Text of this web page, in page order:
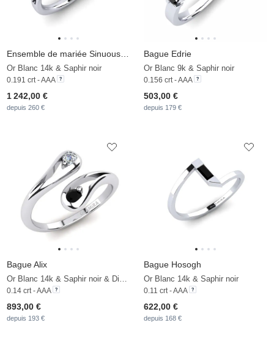
Or Blanc 14k & Saphir noir
0.191 crt - AAA
1 242,00 €
depuis 260 €
Bague Edrie
Or Blanc 9k & Saphir noir
0.156 crt - AAA
503,00 €
depuis 179 €
Bague Alix
0.14 crt - AAA
893,00 €
depuis 193 €
Bague Hosogh
Or Blanc 14k & Saphir noir
0.11 crt - AAA
622,00 €
depuis 168 €